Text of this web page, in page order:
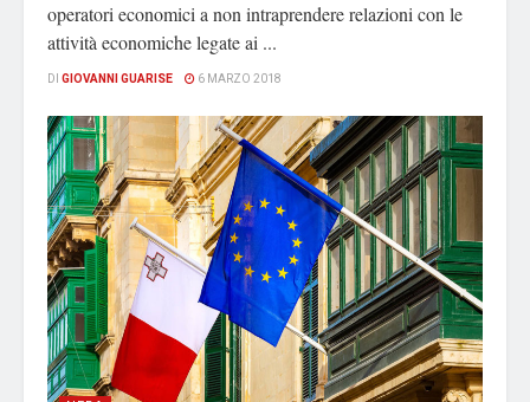
operatori economici a non intraprendere relazioni con le
attività economiche legate ai ...
DI GIOVANNI GUARISE 6 MARZO 2018